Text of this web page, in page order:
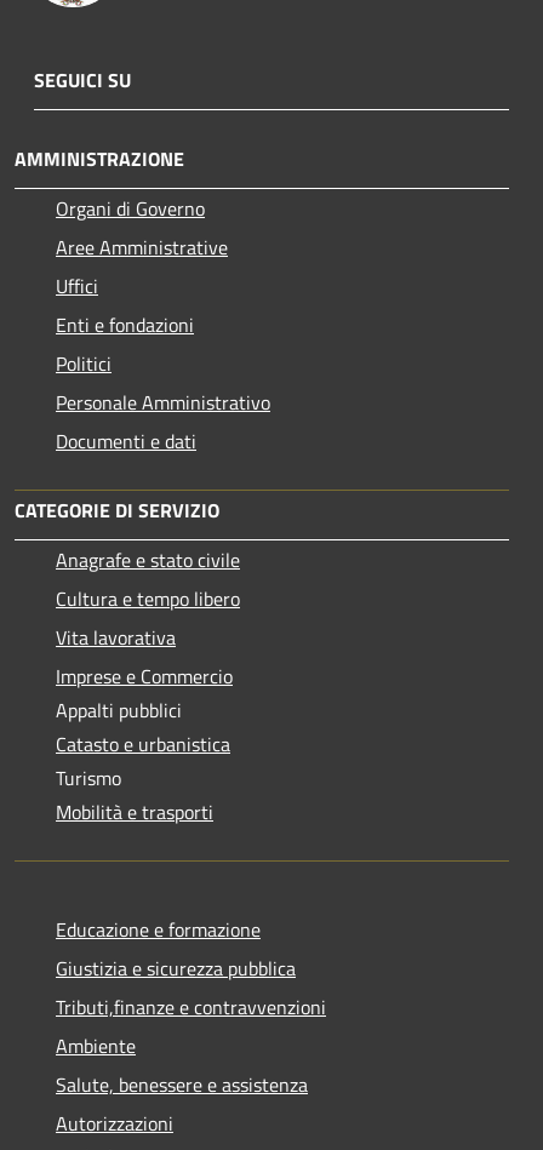
SEGUICI SU
AMMINISTRAZIONE
Organi di Governo
Aree Amministrative
Uffici
Enti e fondazioni
Politici
Personale Amministrativo
Documenti e dati
CATEGORIE DI SERVIZIO
Anagrafe e stato civile
Cultura e tempo libero
Vita lavorativa
Imprese e Commercio
Appalti pubblici
Catasto e urbanistica
Turismo
Mobilità e trasporti
Educazione e formazione
Giustizia e sicurezza pubblica
Tributi,finanze e contravvenzioni
Ambiente
Salute, benessere e assistenza
Autorizzazioni